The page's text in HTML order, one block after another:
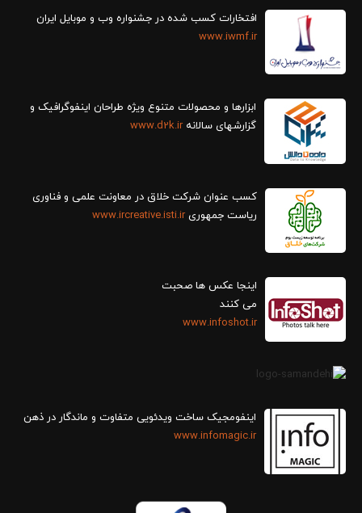
افتخارات کسب شده در جشنواره وب و موبایل ایران
www.iwmf.ir
ابزارها و محصولات متنوع ویژه طراحان اینفوگرافیک و
گزارش‎های سالانه
www.d2k.ir
کسب عنوان شرکت خلاق در معاونت علمی و فناوری
ریاست جمهوریwww.ircreative.isti.ir
اینجا عکس ها صحبت
می کنند
www.infoshot.ir
اینفومجیک ساخت ویدئویی متفاوت و ماندگار در ذهن
www.infomagic.ir